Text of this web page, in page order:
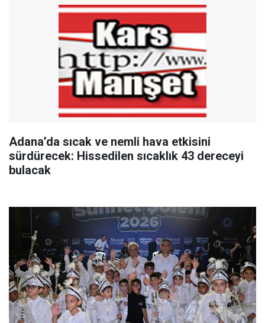
Adana’da sıcak ve nemli hava etkisini
sürdürecek: Hissedilen sıcaklık 43 dereceyi
bulacak